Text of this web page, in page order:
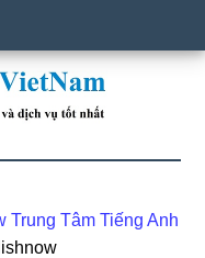
Trung Tâm Tiếng Anh